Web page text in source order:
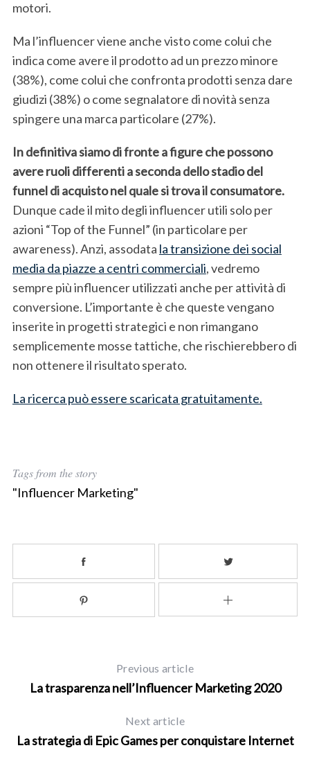
motori.
Ma l’influencer viene anche visto come colui che
indica come avere il prodotto ad un prezzo minore
(38%), come colui che confronta prodotti senza dare
giudizi (38%) o come segnalatore di novità senza
spingere una marca particolare (27%).
In definitiva siamo di fronte a figure che possono
avere ruoli differenti a seconda dello stadio del
funnel di acquisto nel quale si trova il consumatore.
Dunque cade il mito degli influencer utili solo per
azioni “Top of the Funnel” (in particolare per
awareness). Anzi, assodata la transizione dei social
media da piazze a centri commerciali, vedremo
sempre più influencer utilizzati anche per attività di
conversione. L’importante è che queste vengano
inserite in progetti strategici e non rimangano
semplicemente mosse tattiche, che rischierebbero di
non ottenere il risultato sperato.
La ricerca può essere scaricata gratuitamente.
Tags from the story
"Influencer Marketing"
Previous article
La trasparenza nell’Influencer Marketing 2020
Next article
La strategia di Epic Games per conquistare Internet
e
r
c
h
r
: